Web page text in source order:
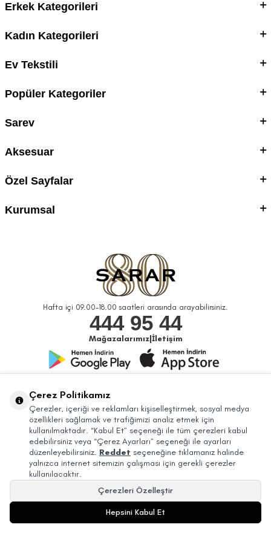
24.899,99TL
Erkek Kategorileri
Kadın Kategorileri
Ev Tekstili
Popüler Kategoriler
Sarev
Aksesuar
Özel Sayfalar
Kurumsal
Hafta içi 09.00-18.00 saatleri arasında arayabilirsiniz.
444 95 44
Mağazalarımız| İletişim
© 2026 Sarar Büyük Mağazacılık Tic. A.Ş. Bütün Hakları Saklıdır.
Çerez Politikamız
Çerezler, içeriği ve reklamları kişiselleştirmek, sosyal medya
özellikleri sağlamak ve trafiğimizi analiz etmek için
kullanılmaktadır. “Kabul Et” seçeneği ile tüm çerezleri kabul
edebilirsiniz veya “Çerez Ayarları” seçeneği ile ayarları
düzenleyebilirsiniz. Reddet seçeneğine tıklamanız halinde
yalnızca internet sitemizin çalışması için gerekli çerezler
kullanılacaktır.
Çerezleri Özelleştir
Hepsini Kabul Et